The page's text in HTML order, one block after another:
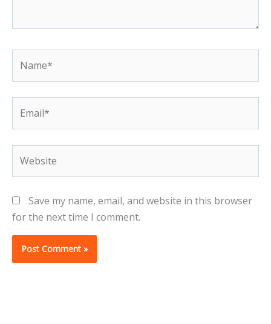
Save my name, email, and website in this browser
for the next time I comment.